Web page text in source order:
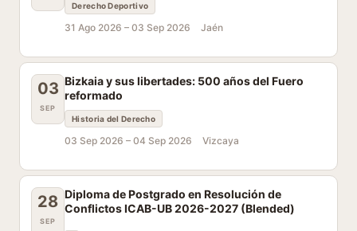
Derecho Deportivo
31 Ago 2026 – 03 Sep 2026 Jaén
03
SEP
Bizkaia y sus libertades: 500 años del Fuero
reformado
Historia del Derecho
03 Sep 2026 – 04 Sep 2026 Vizcaya
28
SEP
Diploma de Postgrado en Resolución de
Conflictos ICAB-UB 2026-2027 (Blended)